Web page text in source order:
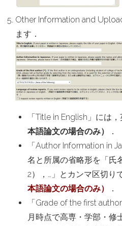
Other Information and
ます．
「Title in English」には
本語論文の場合のみ）
．
「Author Information in
名と所属の省略形を「氏
2），…」とカンマ区切り
本語論文の場合のみ）
．
「Grade of the first
月時点で高専・学部・修